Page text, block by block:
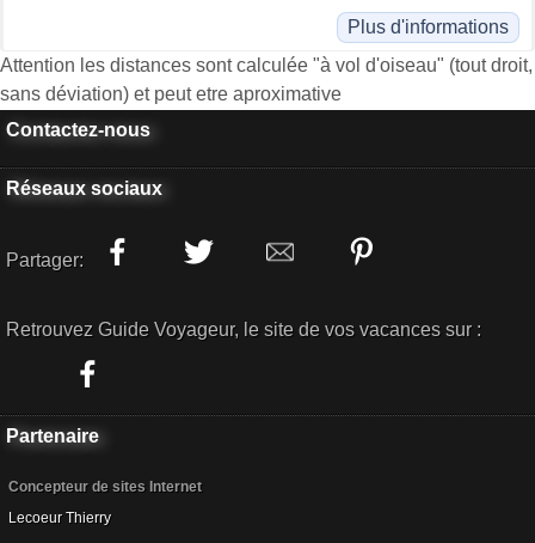
Plus d'informations
Attention les distances sont calculée "à vol d'oiseau" (tout droit,
sans déviation) et peut etre aproximative
Contactez-nous
Réseaux sociaux
Partager:
Retrouvez Guide Voyageur, le site de vos vacances sur :
Partenaire
Concepteur de sites Internet
Lecoeur Thierry